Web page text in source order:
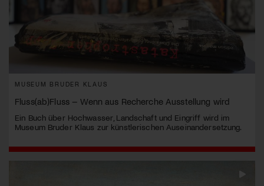
MUSEUM BRUDER KLAUS
Fluss(ab)Fluss – Wenn aus Recherche Ausstellung wird
Ein Buch über Hochwasser, Landschaft und Eingriff wird im
Museum Bruder Klaus zur künstlerischen Auseinandersetzung.